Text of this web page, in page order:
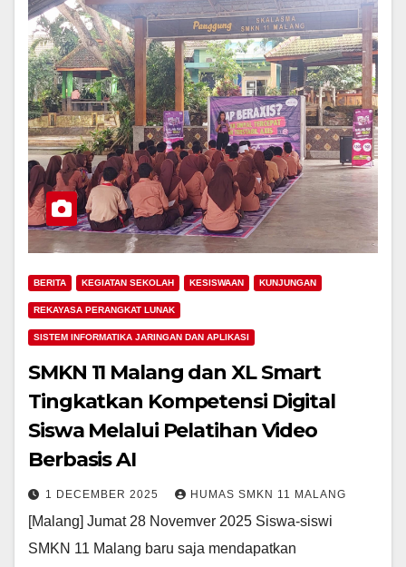
BERITA KEGIATAN SEKOLAH KESISWAAN KUNJUNGAN
REKAYASA PERANGKAT LUNAK
SISTEM INFORMATIKA JARINGAN DAN APLIKASI
SMKN 11 Malang dan XL Smart
Tingkatkan Kompetensi Digital
Siswa Melalui Pelatihan Video
Berbasis AI
1 DECEMBER 2025 HUMAS SMKN 11 MALANG
[Malang] Jumat 28 Novemver 2025 Siswa-siswi
SMKN 11 Malang baru saja mendapatkan